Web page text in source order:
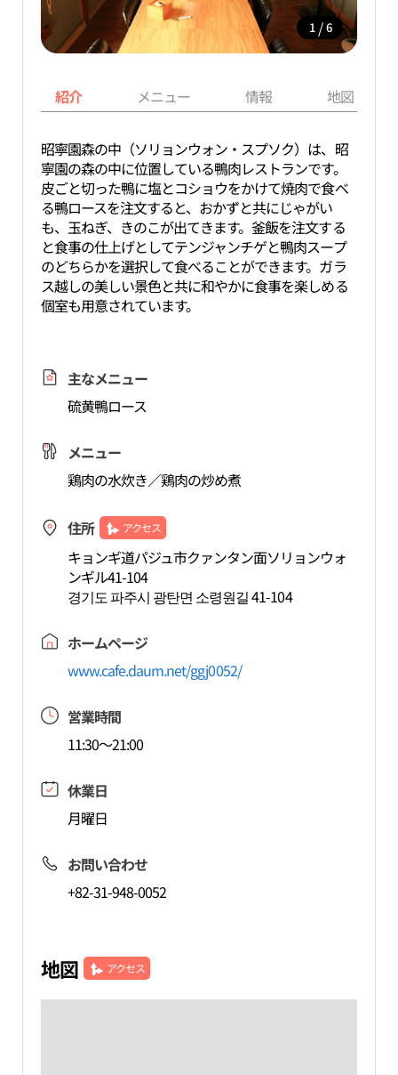
1 / 6
紹介 メニュー 情報 地図
昭寧園森の中（ソリョンウォン・スプソク）は、昭
寧園の森の中に位置している鴨肉レストランです。
皮ごと切った鴨に塩とコショウをかけて焼肉で食べ
る鴨ロースを注文すると、おかずと共にじゃがい
も、玉ねぎ、きのこが出てきます。釜飯を注文する
と食事の仕上げとしてテンジャンチゲと鴨肉スープ
のどちらかを選択して食べることができます。ガラ
ス越しの美しい景色と共に和やかに食事を楽しめる
個室も用意されています。
主なメニュー
硫黄鴨ロース
メニュー
鶏肉の水炊き／鶏肉の炒め煮
住所 アクセス
キョンギ道パジュ市クァンタン面ソリョンウォ
ンギル41-104
경기도 파주시 광탄면 소령원길 41-104
ホームページ
www.cafe.daum.net/ggj0052/
営業時間
11:30～21:00
休業日
月曜日
お問い合わせ
+82-31-948-0052
地図 アクセス